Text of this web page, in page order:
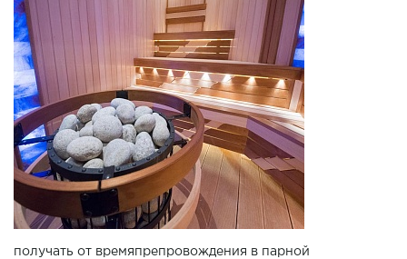
получать от времяпрепровождения в парной